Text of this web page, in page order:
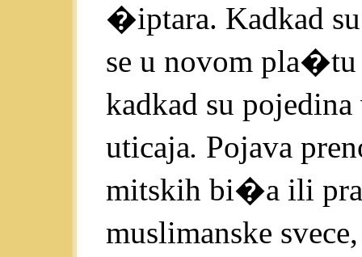
�iptara. Kadkad
se u novom pla�tu
kadkad su
uticaja. Pojava
mitskih bi�a ili
muslimanske